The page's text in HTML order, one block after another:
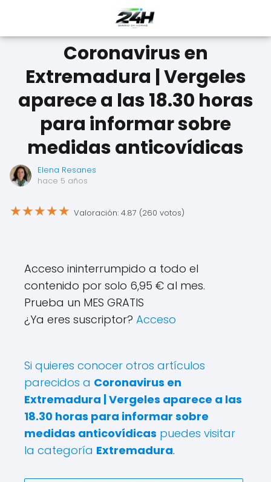
Coronavirus en
Extremadura | Vergeles
aparece a las 18.30 horas
para informar sobre
medidas anticovídicas
Elena Resanes
hace 5 años
★★★★★ Valoración: 4.87 (260 votos)
Acceso ininterrumpido a todo el
contenido por solo 6,95 € al mes.
Prueba un MES GRATIS
¿Ya eres suscriptor? Acceso
Si quieres conocer otros artículos
parecidos a Coronavirus en
Extremadura | Vergeles aparece a las
18.30 horas para informar sobre
medidas anticovídicas puedes visitar
la categoría Extremadura.